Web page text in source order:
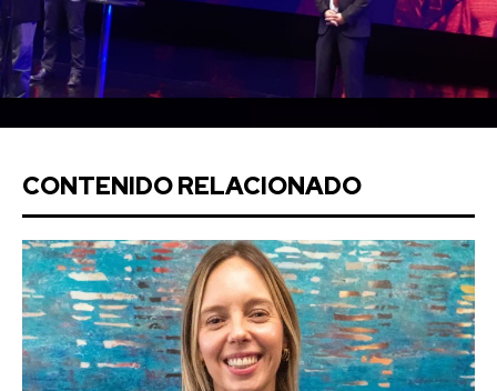
CONTENIDO RELACIONADO